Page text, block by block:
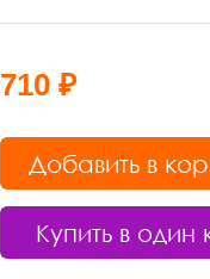
710 ₽
Добавить в
Купить в один